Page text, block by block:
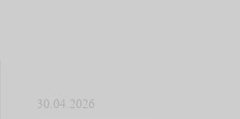
30.04.2026